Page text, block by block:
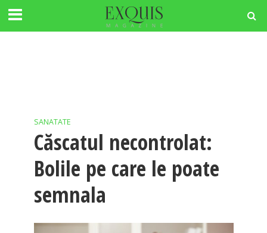
SANATATE
Căscatul necontrolat:
Bolile pe care le poate
semnala